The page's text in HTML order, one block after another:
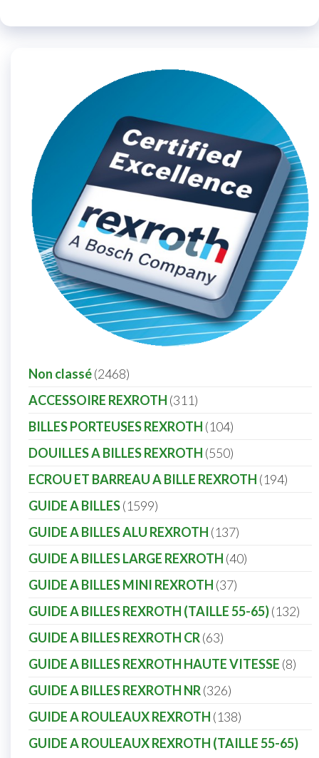
Non classé 2468
ACCESSOIRE REXROTH 311
BILLES PORTEUSES REXROTH 104
DOUILLES A BILLES REXROTH 550
ECROU ET BARREAU A BILLE REXROTH 194
GUIDE A BILLES 1599
GUIDE A BILLES ALU REXROTH 137
GUIDE A BILLES LARGE REXROTH 40
GUIDE A BILLES MINI REXROTH 37
GUIDE A BILLES REXROTH (TAILLE 55-65) 132
GUIDE A BILLES REXROTH CR 63
GUIDE A BILLES REXROTH HAUTE VITESSE 8
GUIDE A BILLES REXROTH NR 326
GUIDE A ROULEAUX REXROTH 138
GUIDE A ROULEAUX REXROTH (TAILLE 55-65)